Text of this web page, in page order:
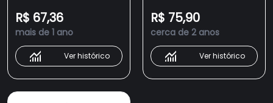
R$ 67,36
mais de 1 ano
Ver histórico
R$ 75,90
cerca de 2 anos
Ver histórico